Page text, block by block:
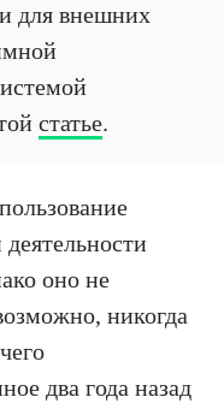
для внешних
статье.
оно не
никогда
два года назад